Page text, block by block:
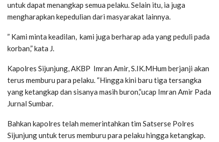
untuk dapat menangkap semua pelaku. Selain itu, ia juga
mengharapkan kepedulian dari masyarakat lainnya.
” Kami minta keadilan, kami juga berharap ada yang peduli pada
korban,” kata J.
Kapolres Sijunjung, AKBP Imran Amir, S.IK.MHum berjanji akan
terus memburu para pelaku. “Hingga kini baru tiga tersangka
yang ketangkap dan sisanya masih buron,”ucap Imran Amir Pada
Jurnal Sumbar.
Bahkan kapolres telah memerintahkan tim Satserse Polres
Sijunjung untuk terus memburu para pelaku hingga ketangkap.